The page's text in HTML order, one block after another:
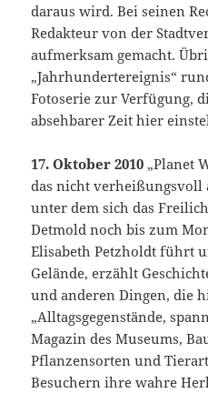
daraus wird. Bei seinen
Redakteur von der
aufmerksam gemacht.
„Jahrhundertereignis“
Fotoserie zur Verfügung,
absehbarer Zeit hier
17. Oktober 2010 „Planet
das nicht verheißungsvoll
unter dem sich das
Detmold noch bis zum
Elisabeth Petzholdt führt
Gelände, erzählt
und anderen Dingen, die
„Alltagsgegenstände,
Magazin des Museums,
Pflanzensorten und
Besuchern ihre wahre